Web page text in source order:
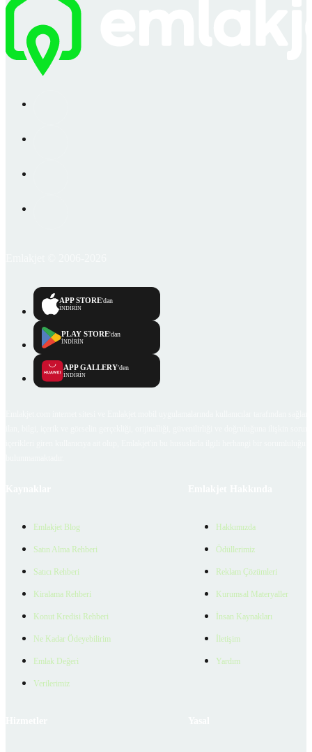
APP STORE'dan
İNDİRİN
PLAY STORE'dan
İNDİRİN
APP GALLERY'den
İNDİRİN
Emlakjet Blog
Satın Alma Rehberi
Satıcı Rehberi
Kiralama Rehberi
Konut Kredisi Rehberi
Ne Kadar Ödeyebilirim
Emlak Değeri
Verilerimiz
Hakkımızda
Ödüllerimiz
Reklam Çözümleri
Kurumsal Materyaller
İnsan Kaynakları
İletişim
Yardım